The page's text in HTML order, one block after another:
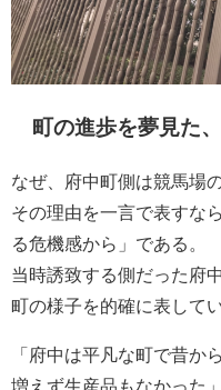
町の進歩を夢見た
なぜ、府中町側は競馬場
その理由を一言で表すな
る危機感から」である。
当時誘致する側だった府
町の様子を的確に表してい
「府中は平凡な町で昔か
増えず生産品もなかった」